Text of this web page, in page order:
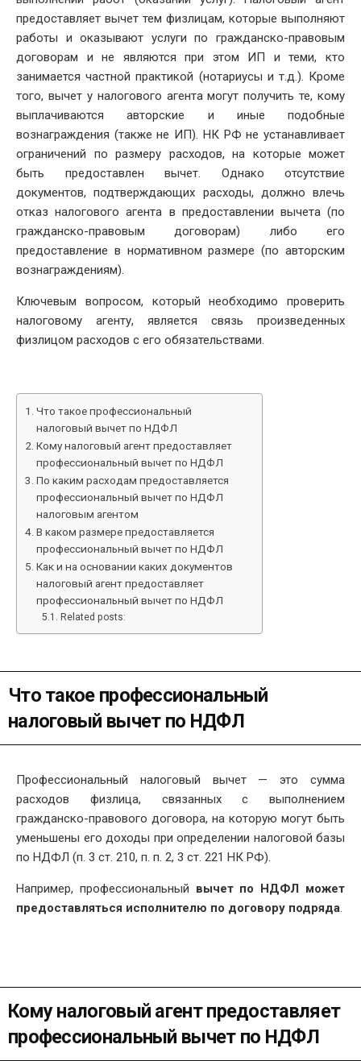
предоставляет вычет тем физлицам, которые выполняют
работы и оказывают услуги по гражданско-правовым
договорам и не являются при этом ИП и теми, кто
занимается частной практикой (нотариусы и т.д.). Кроме
того, вычет у налогового агента могут получить те, кому
выплачиваются авторские и иные подобные
вознаграждения (также не ИП). НК РФ не устанавливает
ограничений по размеру расходов, на которые может
быть предоставлен вычет. Однако отсутствие
документов, подтверждающих расходы, должно влечь
отказ налогового агента в предоставлении вычета (по
гражданско-правовым договорам) либо его
предоставление в нормативном размере (по авторским
вознаграждениям).
Ключевым вопросом, который необходимо проверить
налоговому агенту, является связь произведенных
физлицом расходов с его обязательствами.
Что такое профессиональный
налоговый вычет по НДФЛ
Кому налоговый агент предоставляет
профессиональный вычет по НДФЛ
По каким расходам предоставляется
профессиональный вычет по НДФЛ
налоговым агентом
В каком размере предоставляется
профессиональный вычет по НДФЛ
Как и на основании каких документов
налоговый агент предоставляет
профессиональный вычет по НДФЛ
Related posts:
Что такое профессиональный
налоговый вычет по НДФЛ
Профессиональный налоговый вычет — это сумма
расходов физлица, связанных с выполнением
гражданско-правового договора, на которую могут быть
уменьшены его доходы при определении налоговой базы
по НДФЛ (п. 3 ст. 210, п. п. 2, 3 ст. 221 НК РФ).
Например, профессиональный вычет по НДФЛ может
предоставляться исполнителю по договору подряда.
Кому налоговый агент предоставляет
профессиональный вычет по НДФЛ